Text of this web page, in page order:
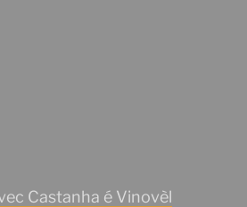
Castanha é Vinovèl